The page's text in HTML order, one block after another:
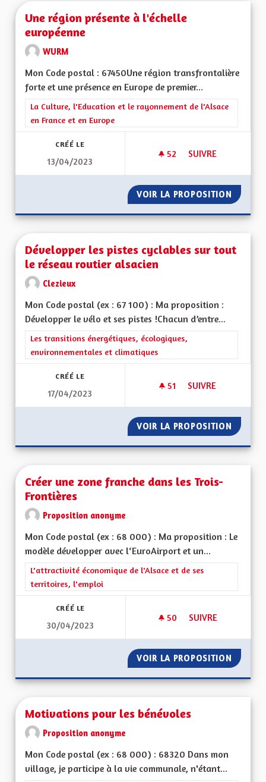
Une région présente à l'échelle
européenne
WURM
Mon Code postal : 67450Une région transfrontalière
forte et une présence en Europe de premier...
Filtrer les résultats de la catégorie : La Culture, l'Education et
La Culture, l'Education et le rayonnement de l'Alsace
en France et en Europe
CRÉÉ LE
13/04/2023
52 52 ABONNÉS
SUIVRE
VOIR LA PROPOSITION UNE
Développer les pistes cyclables sur tout
le réseau routier alsacien
Clezieux
Mon Code postal (ex : 67 100) : Ma proposition :
Développer le vélo et ses pistes !Chacun d’entre...
Filtrer les résultats de la catégorie : Les transitions
Les transitions énergétiques, écologiques,
environnementales et climatiques
CRÉÉ LE
17/04/2023
51 51 ABONNÉS
SUIVRE
VOIR LA PROPOSITION
Créer une zone franche dans les Trois-
Frontières
Proposition anonyme
Mon Code postal (ex : 68 000) : Ma proposition : Le
modèle développer avec l‘EuroAirport et un...
Filtrer les résultats de la catégorie : L'attractivité
L'attractivité économique de l'Alsace et de ses
territoires, l'emploi
CRÉÉ LE
30/04/2023
50 50 ABONNÉS
SUIVRE
VOIR LA PROPOSITION
Motivations pour les bénévoles
Proposition anonyme
Mon Code postal (ex : 68 000) : 68320 Dans mon
village, je participe à la vie communale, n'étant...